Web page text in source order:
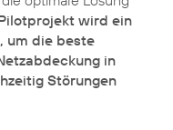
wird ein
um die beste
in
Störungen